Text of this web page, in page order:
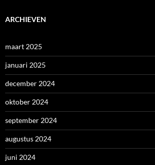
ARCHIEVEN
maart 2025
januari 2025
december 2024
oktober 2024
september 2024
augustus 2024
juni 2024